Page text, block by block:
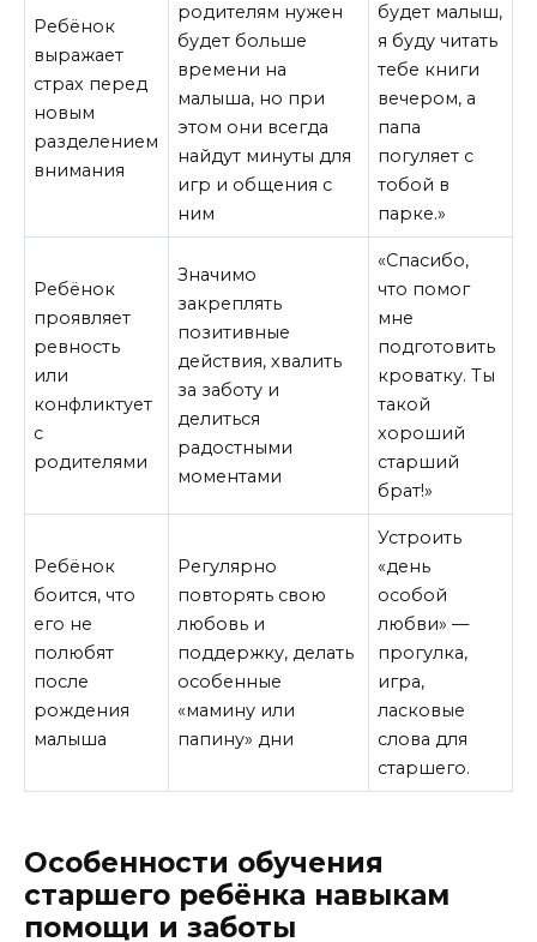
Ребёнок
выражает
страх перед
новым
разделением
внимания
родителям нужен
будет больше
времени на
малыша, но при
этом они всегда
найдут минуты для
игр и общения с
ним
будет малыш,
я буду читать
тебе книги
вечером, а
папа
погуляет с
тобой в
парке.»
Ребёнок
проявляет
ревность
или
конфликтует
с
родителями
Значимо
закреплять
позитивные
действия, хвалить
за заботу и
делиться
радостными
моментами
«Спасибо,
что помог
мне
подготовить
кроватку. Ты
такой
хороший
старший
брат!»
Ребёнок
боится, что
его не
полюбят
после
рождения
малыша
Регулярно
повторять свою
любовь и
поддержку, делать
особенные
«мамину или
папину» дни
Устроить
«день
особой
любви» —
прогулка,
игра,
ласковые
слова для
старшего.
Особенности обучения
старшего ребёнка навыкам
помощи и заботы